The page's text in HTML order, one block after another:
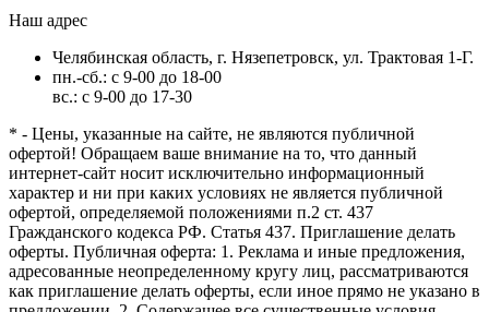
Наш адрес
Челябинская область, г. Нязепетровск, ул. Трактовая 1-Г.
пн.-сб.: с 9-00 до 18-00
вс.: с 9-00 до 17-30
* - Цены, указанные на сайте, не являются публичной
офертой! Обращаем ваше внимание на то, что данный
интернет-сайт носит исключительно информационный
характер и ни при каких условиях не является публичной
офертой, определяемой положениями п.2 ст. 437
Гражданского кодекса РФ. Статья 437. Приглашение делать
оферты. Публичная оферта: 1. Реклама и иные предложения,
адресованные неопределенному кругу лиц, рассматриваются
как приглашение делать оферты, если иное прямо не указано в